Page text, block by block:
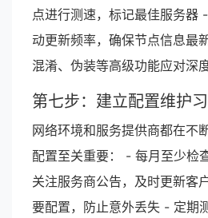
点进行测速，标记最佳服务器 -
动更新频率，确保节点信息最
混淆、伪装等高级功能应对深
第七步：建立配置维护
网络环境和服务提供商都在不
配置至关重要： - 每月至少检
关注服务商公告，及时更新客
要配置，防止意外丢失 - 定期